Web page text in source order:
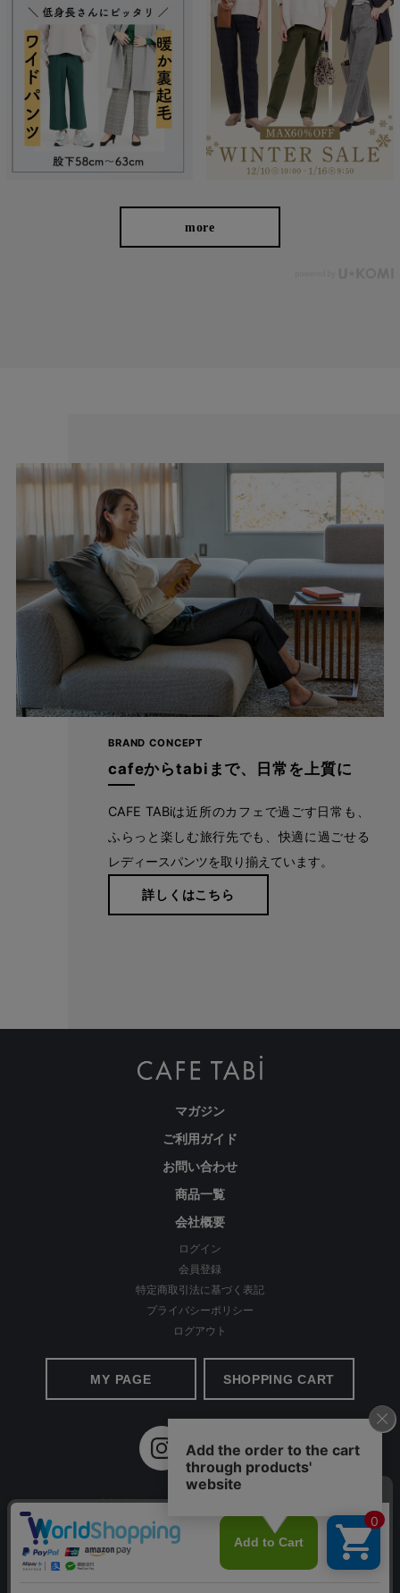
身体の動きを妨げることなくお仕事の日だけでなく休日も着たく
なる楽ちんさ。 普通のパンツには戻れなくなる快適さを生み出し
ほど良い光沢感が上品
レーヨン特有のなめらかさとのほど良い光沢感で、シンプルなシ
ルエットながらもカジュアル過ぎず、コーデがキレイめな印象
more
BRAND CONCEPT
cafeからtabiまで、日常を上質に
CAFE TABiは近所のカフェで過ごす日常も、
ふらっと楽しむ旅行先でも、快適に過ごせる
レディースパンツを取り揃えています。
詳しくはこちら
マガジン
ご利用ガイド
お問い合わせ
商品一覧
会社概要
ログイン
会員登録
特定商取引法に基づく表記
プライバシーポリシー
ログアウト
MY PAGE SHOPPING CART
©2020 Apparel Ai All Rights reserved.